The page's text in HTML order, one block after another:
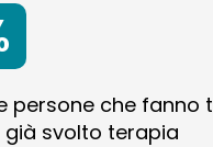
persone che fanno
già svolto terapia